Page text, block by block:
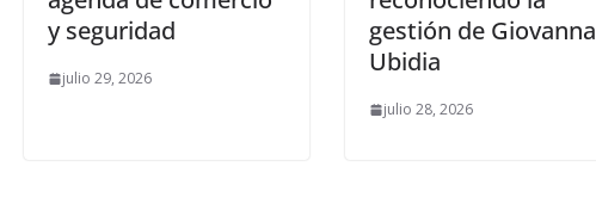
y seguridad
julio 29, 2026
gestión de Giovanna
Ubidia
julio 28, 2026